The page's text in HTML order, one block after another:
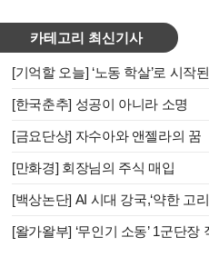
카테고리 최신기사
[기억할 오늘] ‘노동 학살’로 시작
[한국춘추] 성공이 아니라 소명
[금요단상] 자수아와 앤젤라의 꿈
[만화경] 회장님의 주식 매입
[백상논단] AI 시대 강국,‘약한 고
[왈가왈부] ‘무인기 소동’ 1군단